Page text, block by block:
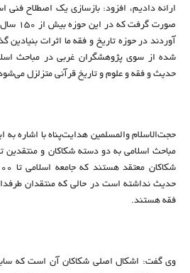
ارائه دادیم، افزود: بازسازی یک اصطلاح فنی
صورت
آوردند در حوزه تاریخ و فقه ما اثرات بنیادین
شده از سوی پژوهشگران غربی در مباحث
حدیث و فقه و علوم و تاریخ قرآنی متزلزل
حجت‌الاسلام والمسلمین هدایت‌پناه با اشاره
مباحث اسلامی به دو دسته شکاکان و منتقدین
حدیث نداشته‌ است در حالی که منتقدان
فقه هستند.
وی گفت: اشکال اصلی شکاکان آن است که